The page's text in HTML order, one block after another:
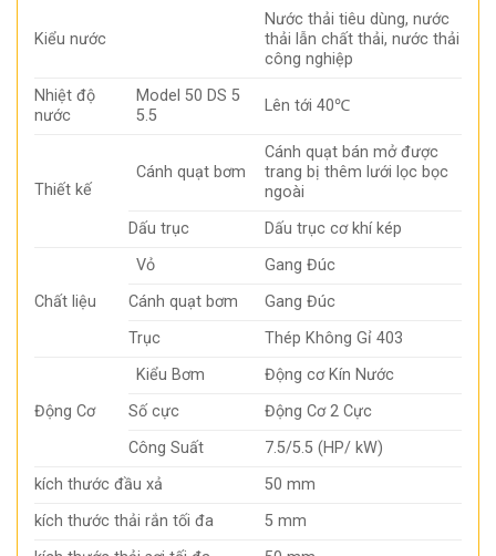
Kiểu nước
Nước thải tiêu dùng, nước
thải lẫn chất thải, nước thải
công nghiệp
Nhiệt độ
nước
Model 50 DS 5
5.5
Lên tới 40℃
Thiết kế
Cánh quạt bơm
Cánh quạt bán mở được
trang bị thêm lưới lọc bọc
ngoài
Dấu trục
Dấu trục cơ khí kép
Chất liệu
Vỏ
Gang Đúc
Cánh quạt bơm
Gang Đúc
Trục
Thép Không Gỉ 403
Động Cơ
Kiểu Bơm
Động cơ Kín Nước
Số cực
Động Cơ 2 Cực
Công Suất
7.5/5.5 (HP/ kW)
kích thước đầu xả
50 mm
kích thước thải rắn tối đa
5 mm